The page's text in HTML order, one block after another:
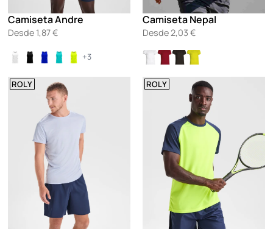
Camiseta Andre
Desde 1,87€
+3
Camiseta Nepal
Desde2,03 €
ROLY ROLY